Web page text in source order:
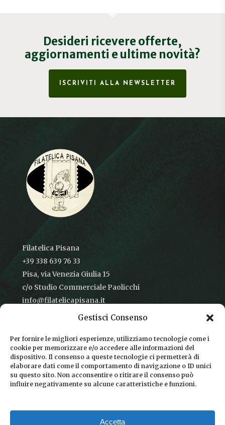
Gestisci Consenso
Per fornire le migliori esperienze, utilizziamo tecnologie come i
cookie per memorizzare e/o accedere alle informazioni del
dispositivo. Il consenso a queste tecnologie ci permetterà di
elaborare dati come il comportamento di navigazione o ID unici
su questo sito. Non acconsentire o ritirare il consenso può
influire negativamente su alcune caratteristiche e funzioni.
Accetta
Desideri ricevere offerte,
aggiornamenti e ultime novità?
ISCRIVITI ALLA NEWSLETTER
Filatelica Pisana
+39 338 639 76 33
Pisa, via Venezia Giulia 15
c/o Studio Commerciale Paolicchi
info@filatelicapisana.it
CONDIZIONI DI VENDITA
INFORMATIVA SULLA PRIVACY
COOKIE POLICY